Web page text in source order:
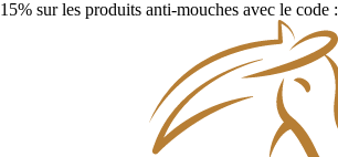
15% sur les produits anti-mouches avec le code :